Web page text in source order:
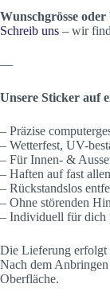
Wunschgrösse
Schreib uns – wir
—
Unsere Sticker auf
– Präzise
– Wetterfest, UV-
– Für Innen- &
– Haften auf fast
– Rückstandslos
– Ohne störenden
– Individuell für dich
Die Lieferung erfolgt
Nach dem
Oberfläche.